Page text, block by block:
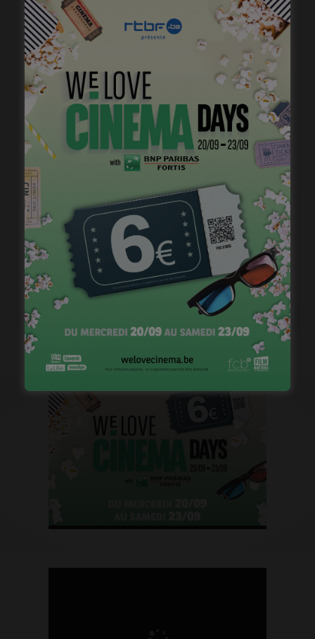
« 1985 », machine à démonter le temps
janvier 20, 2023
François Damiens, à l’affiche de « La Guerre des
Lulus »
janvier 17, 2023